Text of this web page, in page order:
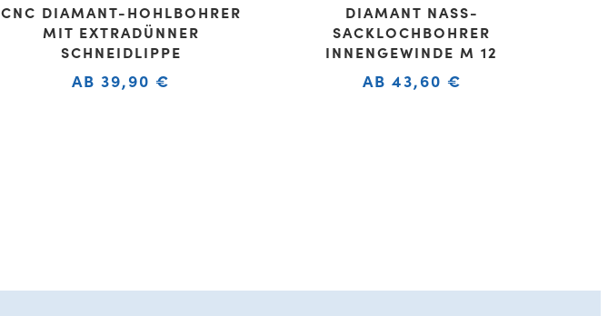
CNC DIAMANT-HOHLBOHRER
MIT EXTRADÜNNER
SCHNEIDLIPPE
AB 39,90 €
DIAMANT NASS-
SACKLOCHBOHRER
INNENGEWINDE M 12
AB 43,60 €